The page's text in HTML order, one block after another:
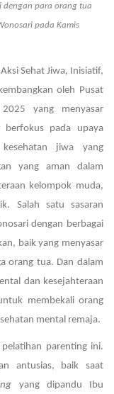
dengan para orang tua
pada Kamis
Sehat Jiwa, Inisiatif,
oleh Pusat
yang menyasar
berfokus pada upaya
jiwa yang
yang aman dalam
kelompok muda,
Salah satu sasaran
dengan berbagai
baik yang menyasar
orang tua. Dan dalam
dan kesejahteraan
membekali orang
mental remaja.
parenting ini.
antusias, baik saat
yang dipandu Ibu